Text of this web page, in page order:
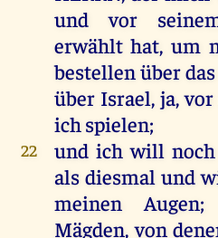
und
vor
erwählt hat, um
bestellenüberdas
über Israel, ja,vor
ichspielen;
22 und ich will noch
als diesmal und
meinen
Augen;
Mägden,von